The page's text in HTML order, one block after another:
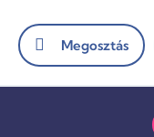
Megosztás